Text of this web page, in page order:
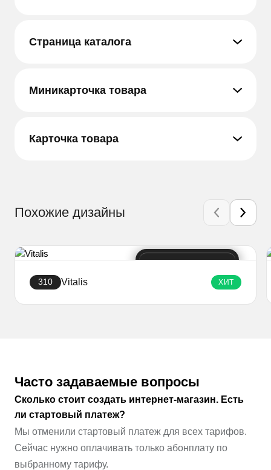
Страница каталога
Миникарточка товара
Карточка товара
Похожие дизайны
310 Vitalis ХИТ
Часто задаваемые вопросы
Сколько стоит создать интернет-магазин. Есть
ли стартовый платеж?
Мы отменили стартовый платеж для всех тарифов.
Сейчас нужно оплачивать только абонплату по
выбранному тарифу.